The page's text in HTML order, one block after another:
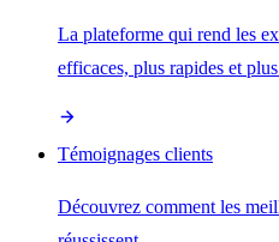
La plateforme qui rend les
efficaces, plus rapides et
Témoignages clients
Découvrez comment les